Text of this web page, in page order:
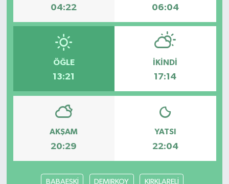
04:22 06:04
ÖĞLE
13:21
İKINDI
17:14
AKŞAM
20:29
YATSI
22:04
BABAESKİ DEMIRKOY KIRKLARELİ
TASAVVUF
YAŞAM VE ÇEVRE